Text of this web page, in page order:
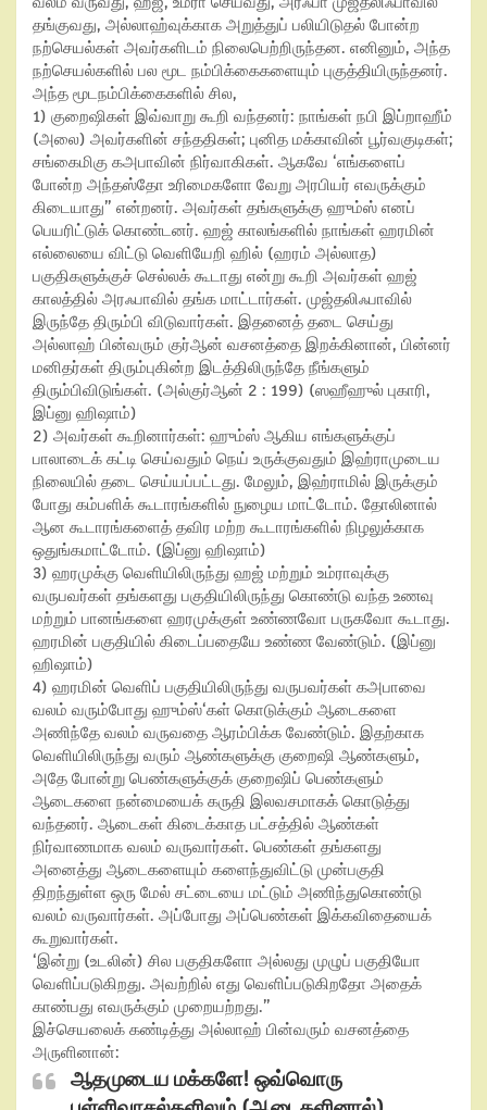
தங்குவது, அல்லாஹ்வுக்காக அறுத்துப் பலியிடுதல் போன்ற
நற்செயல்கள் அவர்களிடம் நிலைபெற்றிருந்தன. எனினும், அந்த
நற்செயல்களில் பல மூட நம்பிக்கைகளையும் புகுத்தியிருந்தனர்.
அந்த மூடநம்பிக்கைகளில் சில,
1) குறைஷிகள் இவ்வாறு கூறி வந்தனர்: நாங்கள் நபி இப்றாஹீம்
(அலை) அவர்களின் சந்ததிகள்; புனித மக்காவின் பூர்வகுடிகள்;
சங்கைமிகு கஅபாவின் நிர்வாகிகள். ஆகவே ‘எங்களைப்
போன்ற அந்தஸ்தோ உரிமைகளோ வேறு அரபியர் எவருக்கும்
கிடையாது” என்றனர். அவர்கள் தங்களுக்கு ஹும்ஸ் எனப்
பெயரிட்டுக் கொண்டனர். ஹஜ் காலங்களில் நாங்கள் ஹரமின்
எல்லையை விட்டு வெளியேறி ஹில் (ஹரம் அல்லாத)
பகுதிகளுக்குச் செல்லக் கூடாது என்று கூறி அவர்கள் ஹஜ்
காலத்தில் அரஃபாவில் தங்க மாட்டார்கள். முஜ்தலிஃபாவில்
இருந்தே திரும்பி விடுவார்கள். இதனைத் தடை செய்து
அல்லாஹ் பின்வரும் குர்ஆன் வசனத்தை இறக்கினான், பின்னர்
மனிதர்கள் திரும்புகின்ற இடத்திலிருந்தே நீங்களும்
திரும்பிவிடுங்கள். (அல்குர்ஆன் 2 : 199) (ஸஹீஹுல் புகாரி,
இப்னு ஹிஷாம்)
2) அவர்கள் கூறினார்கள்: ஹும்ஸ் ஆகிய எங்களுக்குப்
பாலாடைக் கட்டி செய்வதும் நெய் உருக்குவதும் இஹ்ராமுடைய
நிலையில் தடை செய்யப்பட்டது. மேலும், இஹ்ராமில் இருக்கும்
போது கம்பளிக் கூடாரங்களில் நுழைய மாட்டோம். தோலினால்
ஆன கூடாரங்களைத் தவிர மற்ற கூடாரங்களில் நிழலுக்காக
ஒதுங்கமாட்டோம். (இப்னு ஹிஷாம்)
3) ஹரமுக்கு வெளியிலிருந்து ஹஜ் மற்றும் உம்ராவுக்கு
வருபவர்கள் தங்களது பகுதியிலிருந்து கொண்டு வந்த உணவு
மற்றும் பானங்களை ஹரமுக்குள் உண்ணவோ பருகவோ கூடாது.
ஹரமின் பகுதியில் கிடைப்பதையே உண்ண வேண்டும். (இப்னு
ஹிஷாம்)
4) ஹரமின் வெளிப் பகுதியிலிருந்து வருபவர்கள் கஅபாவை
வலம் வரும்போது ஹும்ஸ்‘கள் கொடுக்கும் ஆடைகளை
அணிந்தே வலம் வருவதை ஆரம்பிக்க வேண்டும். இதற்காக
வெளியிலிருந்து வரும் ஆண்களுக்கு குறைஷி ஆண்களும்,
அதே போன்று பெண்களுக்குக் குறைஷிப் பெண்களும்
ஆடைகளை நன்மையைக் கருதி இலவசமாகக் கொடுத்து
வந்தனர். ஆடைகள் கிடைக்காத பட்சத்தில் ஆண்கள்
நிர்வாணமாக வலம் வருவார்கள். பெண்கள் தங்களது
அனைத்து ஆடைகளையும் களைந்துவிட்டு முன்பகுதி
திறந்துள்ள ஒரு மேல் சட்டையை மட்டும் அணிந்துகொண்டு
வலம் வருவார்கள். அப்போது அப்பெண்கள் இக்கவிதையைக்
கூறுவார்கள்.
‘இன்று (உடலின்) சில பகுதிகளோ அல்லது முழுப் பகுதியோ
வெளிப்படுகிறது. அவற்றில் எது வெளிப்படுகிறதோ அதைக்
காண்பது எவருக்கும் முறையற்றது.”
இச்செயலைக் கண்டித்து அல்லாஹ் பின்வரும் வசனத்தை
அருளினான்:
ஆதமுடைய மக்களே! ஒவ்வொரு